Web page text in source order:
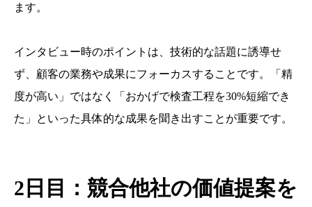
ます。
インタビュー時のポイントは、技術的な話題に誘導せ
ず、顧客の業務や成果にフォーカスすることです。「精
度が高い」ではなく「おかげで検査工程を30%短縮でき
た」といった具体的な成果を聞き出すことが重要です。
2日目：競合他社の価値提案を